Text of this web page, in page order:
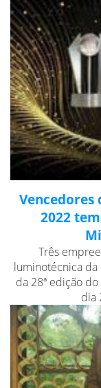
2022
Três
luminotécnica
da 28ª edição
dia